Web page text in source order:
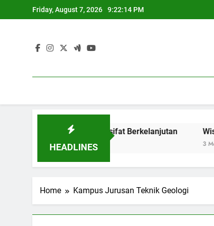
to
Friday, August 7, 2026 9:22:14 PM
HEADLINES
Baru yang Bersifat Berkelanjutan Wisuda
3 Months Ago
Home Kampus Jurusan Teknik Geologi